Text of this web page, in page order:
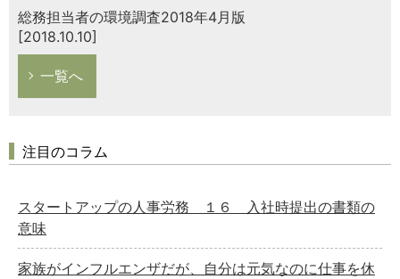
総務担当者の環境調査2018年4月版
[2018.10.10]
一覧へ
注目のコラム
スタートアップの人事労務 １６ 入社時提出の書類の
意味
家族がインフルエンザだが、自分は元気なのに仕事を休